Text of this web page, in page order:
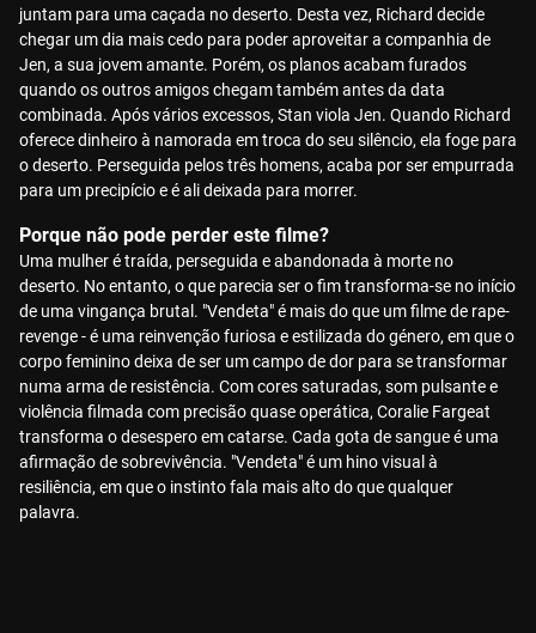
juntam para uma caçada no deserto. Desta vez, Richard decide
chegar um dia mais cedo para poder aproveitar a companhia de
Jen, a sua jovem amante. Porém, os planos acabam furados
quando os outros amigos chegam também antes da data
combinada. Após vários excessos, Stan viola Jen. Quando Richard
oferece dinheiro à namorada em troca do seu silêncio, ela foge para
o deserto. Perseguida pelos três homens, acaba por ser empurrada
para um precipício e é ali deixada para morrer.
Porque não pode perder este filme?
Uma mulher é traída, perseguida e abandonada à morte no
deserto. No entanto, o que parecia ser o fim transforma-se no início
de uma vingança brutal. "Vendeta" é mais do que um filme de rape-
revenge - é uma reinvenção furiosa e estilizada do género, em que o
corpo feminino deixa de ser um campo de dor para se transformar
numa arma de resistência. Com cores saturadas, som pulsante e
violência filmada com precisão quase operática, Coralie Fargeat
transforma o desespero em catarse. Cada gota de sangue é uma
afirmação de sobrevivência. "Vendeta" é um hino visual à
resiliência, em que o instinto fala mais alto do que qualquer
palavra.